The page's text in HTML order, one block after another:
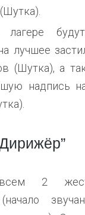
будут
лучшее
(Шутка), а
надпись
2
(начало